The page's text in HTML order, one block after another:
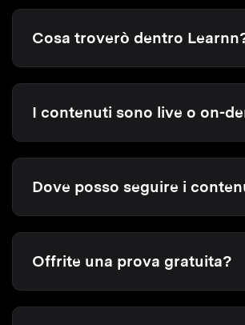
Cosa troverò dentro
I contenuti sono live o on-
Dove posso seguire i
Offrite una prova gratuita?